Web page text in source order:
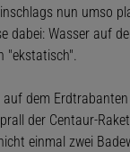
nun umso
dabei: Wasser auf
"ekstatisch".
dem
der Centaur-
einmal zwei